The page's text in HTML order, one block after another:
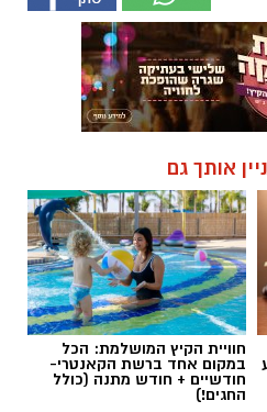
אותך גם
חוויית הקיץ המושלמת: הכל
במקום אחד ברשת הקאנטרי-
חודשיים + חודש מתנה (כולל
החגים!)